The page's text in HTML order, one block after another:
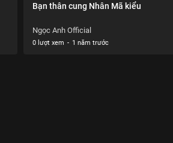
Bạn thân cung Nhân Mã kiểu
Ngọc Anh Official
0 lượt xem - 1 năm trước